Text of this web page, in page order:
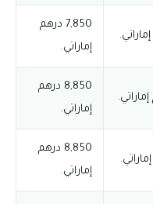
7,850 درهم
إماراتي.
8,850 درهم
إماراتي.
8,850 درهم
إماراتي.